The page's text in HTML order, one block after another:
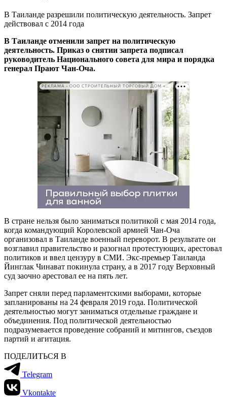
В Таиланде разрешили политическую деятельность. Запрет
действовал с 2014 года
В Таиланде отменили запрет на политическую
деятельность. Приказ о снятии запрета подписал
руководитель Национального совета для мира и порядка
генерал Прают Чан-Оча.
РЕКЛАМА • ООО СТРОИТЕЛЬНЫЙ ТОРГОВЫЙ ДОМ «ПЕТРОВИЧ». ИНН: 7802348846
В стране нельзя было заниматься политикой с мая 2014 года,
когда командующий Королевской армией Чан-Оча
организовал в Таиланде военный переворот. В результате он
возглавил правительство и разогнал протестующих, арестовал
политиков и ввел цензуру в СМИ. Экс-премьер Таиланда
Йинглак Чинават покинула страну, а в 2017 году Верховный
суд заочно арестовал ее на пять лет.
Запрет сняли перед парламентскими выборами, которые
запланированы на 24 февраля 2019 года. Политической
деятельностью могут заниматься отдельные граждане и
объединения. Под политической деятельностью
подразумевается проведение собраний и митингов, съездов
партий и агитация.
ПОДЕЛИТЬСЯ В
Telegram
Vkontakte